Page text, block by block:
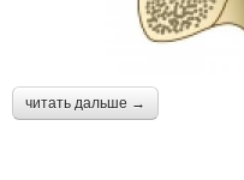
читать дальше →